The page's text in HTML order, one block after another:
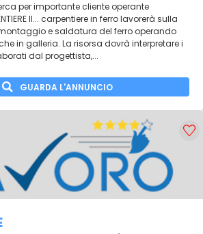
per importante cliente operante
Il... carpentiere in ferro lavorerà sulla
e saldatura del ferro operando
in galleria. La risorsa dovrà interpretare i
dal progettista,...
GUARDA L'ANNUNCIO